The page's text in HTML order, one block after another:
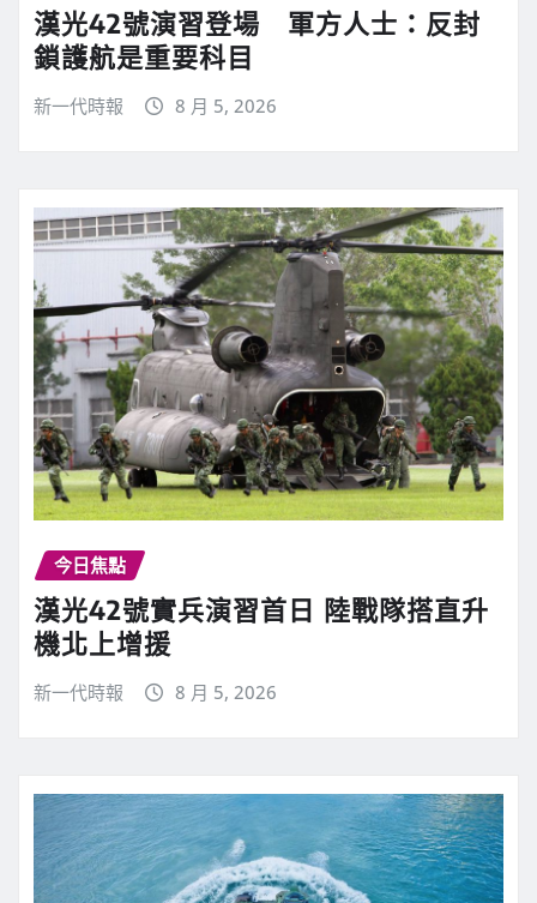
漢光42號演習登場 軍方人士：反封
鎖護航是重要科目
新一代時報 8 月 5, 2026
今日焦點
漢光42號實兵演習首日 陸戰隊搭直升
機北上增援
新一代時報 8 月 5, 2026